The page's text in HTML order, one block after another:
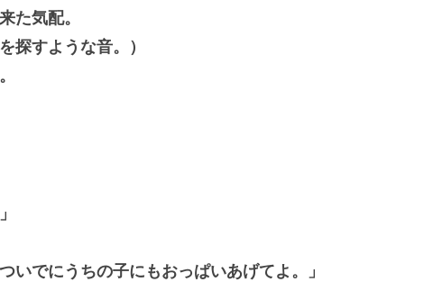
た気配。
探すような音。）
いでにうちの子にもおっぱいあげてよ。」